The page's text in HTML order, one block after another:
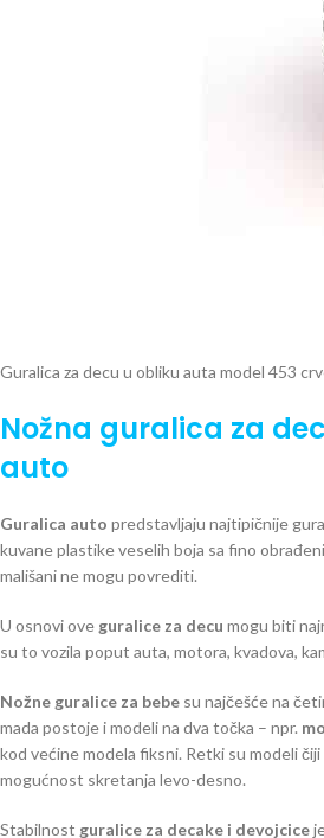
Guralica za decu u obliku auta model 453
Nožna guralica za
auto
Guralica auto predstavljaju najtipičnije
kuvane plastike veselih boja sa fino
mališani ne mogu povrediti.
U osnovi ove guralice za decu mogu biti
su to vozila poput auta, motora, kvadova,
Nožne guralice za bebe su najčešće na
mada postoje i modeli na dva točka – npr.
kod većine modela fiksni. Retki su modeli
mogućnost skretanja levo-desno.
Stabilnost guralice za decake i devojcice